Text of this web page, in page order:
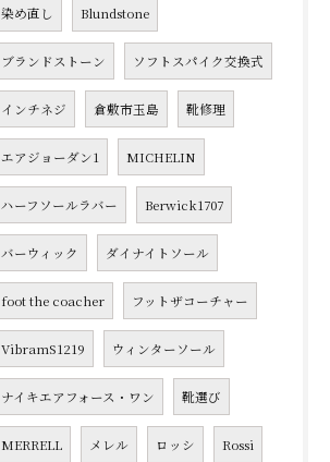
染め直し Blundstone
ブランドストーン ソフトスパイク交換式
インチネジ 倉敷市玉島 靴修理
エアジョーダン1 MICHELIN
ハーフソールラバー Berwick1707
バーウィック ダイナイトソール
foot the coacher フットザコーチャー
VibramS1219 ウィンターソール
ナイキエアフォース・ワン 靴選び
MERRELL メレル ロッシ Rossi